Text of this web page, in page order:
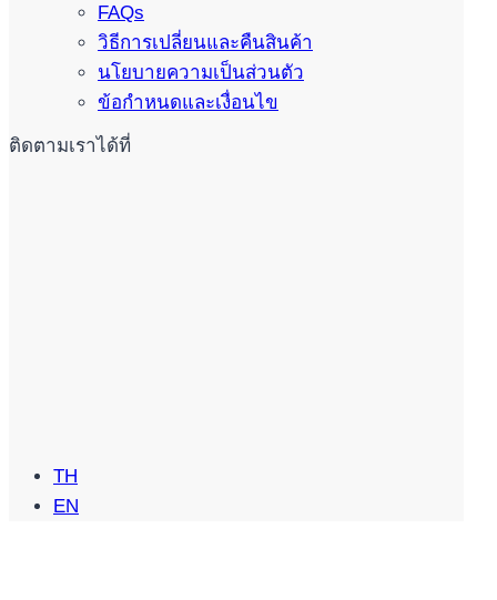
FAQs
วิธีการเปลี่ยนและคืนสินค้า
นโยบายความเป็นส่วนตัว
ข้อกำหนดและเงื่อนไข
ติดตามเราได้ที่
TH
EN